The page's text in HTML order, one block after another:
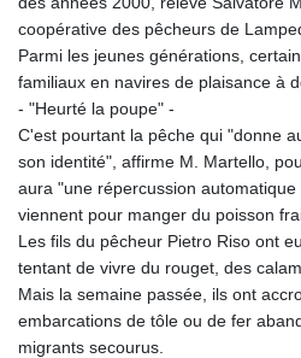
JMD
JOD
JPY
KES
KMF
KWD
KYD
KZT
LAK
LBP
coopérative des pêcheurs de
Parmi les jeunes générations,
familiaux en navires de plaisance à
- "Heurté la poupe" -
C'est pourtant la pêche qui "donne
son identité", affirme M. Martello,
aura "une répercussion
viennent pour manger du poisson
Les fils du pêcheur Pietro Riso ont
tentant de vivre du rouget, des
Mais la semaine passée, ils ont
embarcations de tôle ou de fer
migrants secourus.